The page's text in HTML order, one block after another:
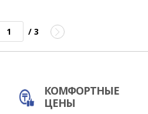
/ 3
КОМФОРТНЫЕ
ЦЕНЫ